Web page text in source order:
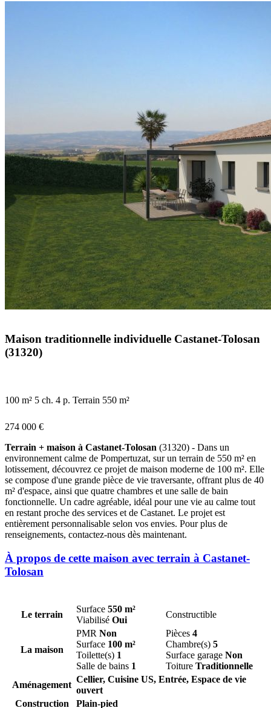
Maison traditionnelle individuelle Castanet-Tolosan
(31320)
100 m² 5 ch. 4 p. Terrain 550 m²
274 000 €
Terrain + maison à Castanet-Tolosan (31320) - Dans un
environnement calme de Pompertuzat, sur un terrain de 550 m² en
lotissement, découvrez ce projet de maison moderne de 100 m². Elle
se compose d'une grande pièce de vie traversante, offrant plus de 40
m² d'espace, ainsi que quatre chambres et une salle de bain
fonctionnelle. Un cadre agréable, idéal pour une vie au calme tout
en restant proche des services et de Castanet. Le projet est
entièrement personnalisable selon vos envies. Pour plus de
renseignements, contactez-nous dès maintenant.
À propos de cette maison avec terrain à Castanet-
Tolosan
Le terrain
Surface 550 m²
Viabilisé Oui
Constructible
La maison
PMR Non
Surface 100 m²
Toilette(s) 1
Salle de bains 1
Pièces 4
Chambre(s) 5
Surface garage Non
Toiture Traditionnelle
Aménagement
Cellier, Cuisine US, Entrée, Espace de vie
ouvert
Construction
Plain-pied